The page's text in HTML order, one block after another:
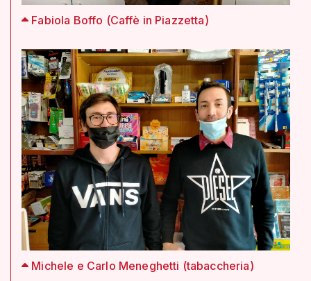
Fabiola Boffo (Caffè in Piazzetta)
Michele e Carlo Meneghetti (tabaccheria)